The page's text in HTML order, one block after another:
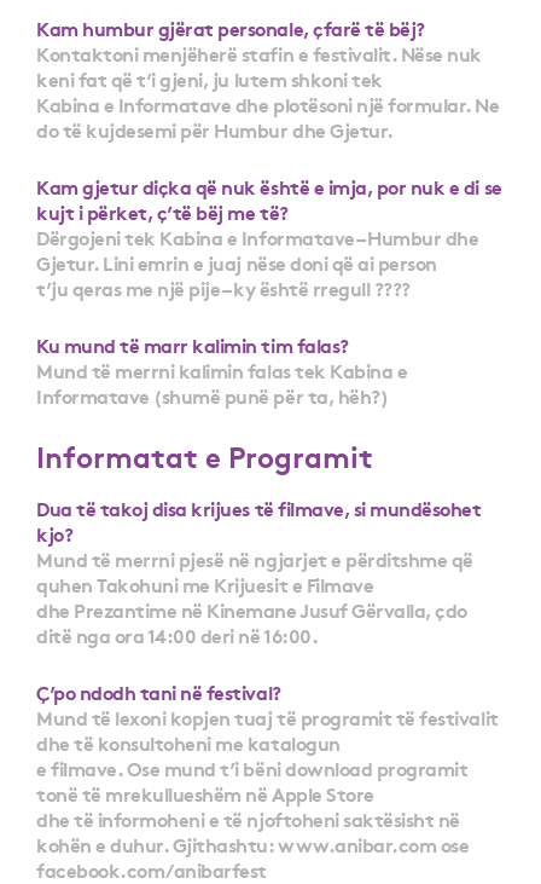
Kam humbur gjërat personale, çfarë të bëj?
Kontaktoni menjëherë stafin e festivalit. Nëse nuk
keni fat që t’i gjeni, ju lutem shkoni tek
Kabina e Informatave dhe plotësoni një formular. Ne
do të kujdesemi për Humbur dhe Gjetur.
Kam gjetur diçka që nuk është e imja, por nuk e di se
kujt i përket, ç’të bëj me të?
Dërgojeni tek Kabina e Informatave – Humbur dhe
Gjetur. Lini emrin e juaj nëse doni që ai person
t’ju qeras me një pije – ky është rregull ????
Ku mund të marr kalimin tim falas?
Mund të merrni kalimin falas tek Kabina e
Informatave (shumë punë për ta, hëh?)
Informatat e Programit
Dua të takoj disa krijues të filmave, si mundësohet
kjo?
Mund të merrni pjesë në ngjarjet e përditshme që
quhen Takohuni me Krijuesit e Filmave
dhe Prezantime në Kinemane Jusuf Gërvalla, çdo
ditë nga ora 14:00 deri në 16:00.
Ç’po ndodh tani në festival?
Mund të lexoni kopjen tuaj të programit të festivalit
dhe të konsultoheni me katalogun
e filmave. Ose mund t’i bëni download programit
tonë të mrekullueshëm në Apple Store
dhe të informoheni e të njoftoheni saktësisht në
kohën e duhur. Gjithashtu: www.anibar.com ose
facebook.com/anibarfest